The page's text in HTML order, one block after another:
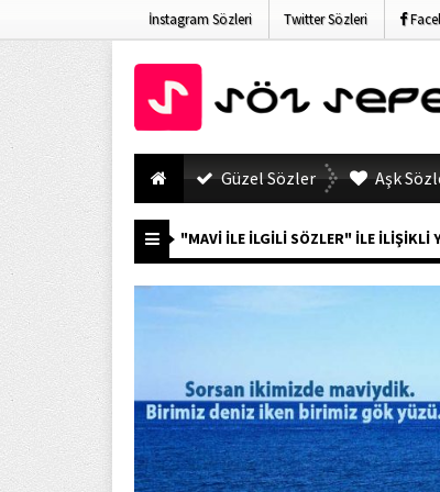
İnstagram Sözleri Twitter Sözleri
Güzel Sözler Aşk
"MAVI İLE İLGILI SÖZLER" ILE İLIŞIKLI